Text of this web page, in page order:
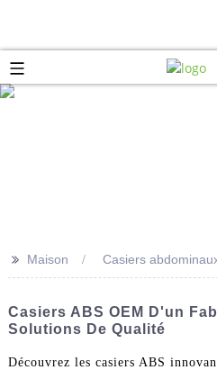
>> Maison Casiers
Casiers ABS OEM D'un
Solutions De Qualité
Découvrez les casiers ABS